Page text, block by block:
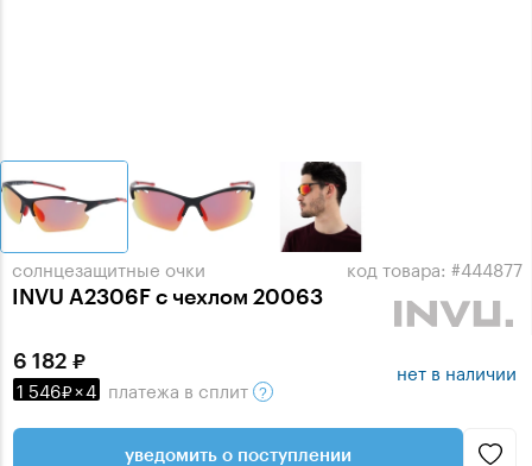
солнцезащитные очки
INVU A2306F с чехлом 20063
код товара: #444877
6 182
1 546 ×4 платежа в сплит
нет в наличии
уведомить о поступлении